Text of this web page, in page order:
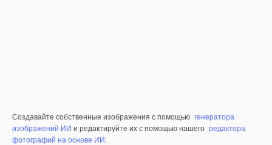
Создавайте собственные изображения с помощью генератора
изображений ИИ и редактируйте их с помощью нашего редактора
фотографий на основе ИИ.